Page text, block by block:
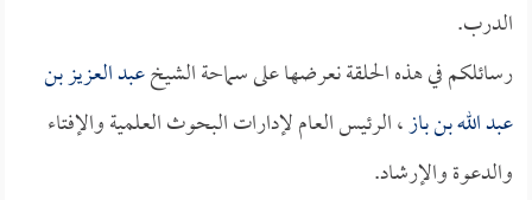
الدرب.
رسائلكم في هذه الحلقة نعرضها على سماحة الشيخعبد العزيز بن
عبد الله بن باز، الرئيس العام لإدارات البحوث العلمية والإفتاء
والدعوة والإرشاد.